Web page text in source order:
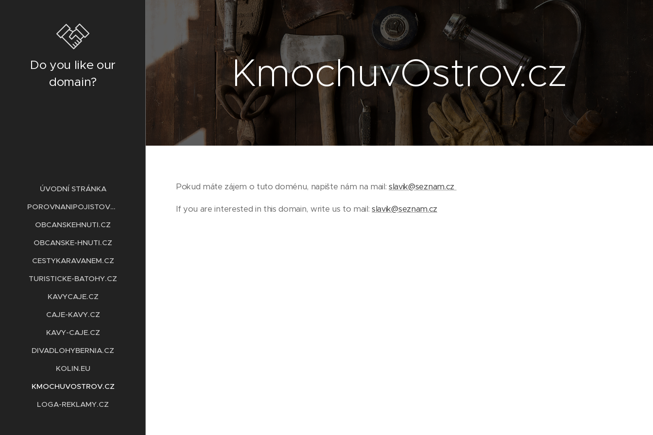
Do you like our
domain?
ÚVODNÍ STRÁNKA
POROVNANIPOJISTOVEN.CZ
OBCANSKEHNUTI.CZ
OBCANSKE-HNUTI.CZ
CESTYKARAVANEM.CZ
TURISTICKE-BATOHY.CZ
KAVYCAJE.CZ
CAJE-KAVY.CZ
KAVY-CAJE.CZ
DIVADLOHYBERNIA.CZ
KOLIN.EU
KMOCHUVOSTROV.CZ
LOGA-REKLAMY.CZ
KmochuvOstrov.cz
Pokud máte zájem o tuto doménu, napište nám na mail:slavik@seznam.cz
If you are interested in this domain, write us to mail:slavik@seznam.cz